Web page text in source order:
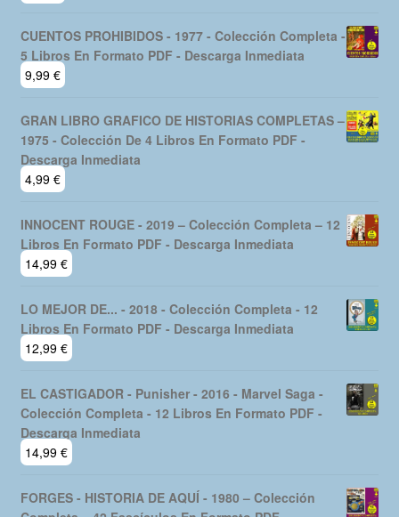
CUENTOS PROHIBIDOS - 1977 - Colección Completa -
5 Libros En Formato PDF - Descarga Inmediata
9,99 €
GRAN LIBRO GRAFICO DE HISTORIAS COMPLETAS –
1975 - Colección De 4 Libros En Formato PDF -
Descarga Inmediata
4,99 €
INNOCENT ROUGE - 2019 – Colección Completa – 12
Libros En Formato PDF - Descarga Inmediata
14,99 €
LO MEJOR DE... - 2018 - Colección Completa - 12
Libros En Formato PDF - Descarga Inmediata
12,99 €
EL CASTIGADOR - Punisher - 2016 - Marvel Saga -
Colección Completa - 12 Libros En Formato PDF -
Descarga Inmediata
14,99 €
FORGES - HISTORIA DE AQUÍ - 1980 – Colección